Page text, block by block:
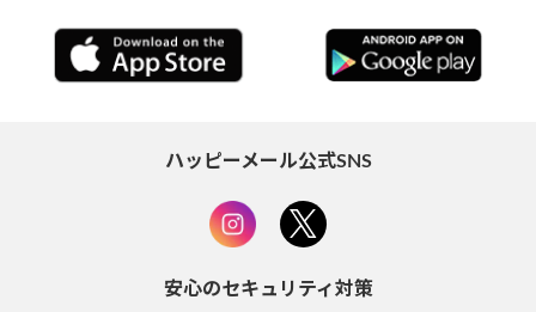
ハッピーメール公式SNS
安心のセキュリティ対策